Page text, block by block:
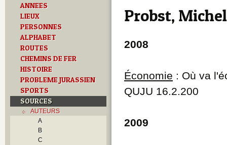
ANNEES
LIEUX
PERSONNES
ALPHABET
ROUTES
CHEMINS DE FER
HISTOIRE
PROBLEME JURASSIEN
SPORTS
SOURCES
AUTEURS
A
B
C
Probst, Michel
2008
Économie : Où va
QUJU 16.2.200
2009